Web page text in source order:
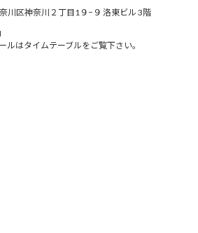
川区神奈川２丁目1９−９ 洛東ビル 3階
ルはタイムテーブルをご覧下さい。